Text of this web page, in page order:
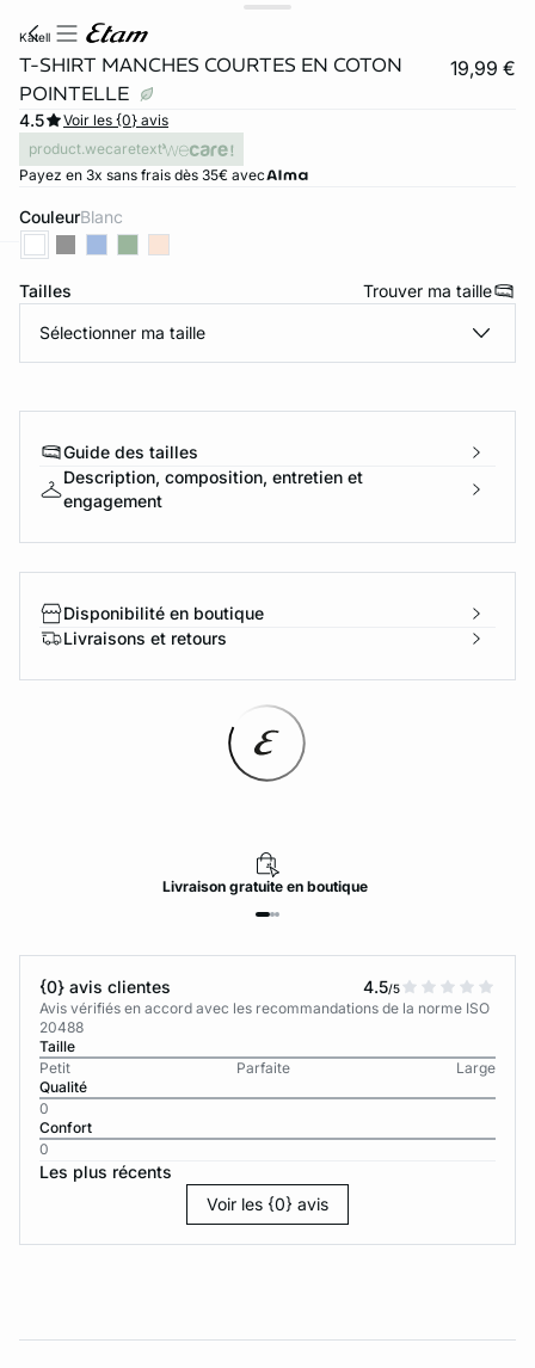
katell
T-SHIRT MANCHES COURTES EN COTON
POINTELLE
19,99 €
4.5
Voir les {0} avis
product.wecaretext
Payez en 3x sans frais dès 35€ avec
Couleur blanc
Tailles Trouver ma taille
Sélectionner ma taille
Guide des tailles
Description, composition, entretien et
engagement
Disponibilité en boutique
Livraisons et retours
Livraisongratuiteen boutique
{0} avis clientes 4.5/5
Avis vérifiés en accord avec les recommandations de la norme ISO
20488
Taille
Petit
Parfaite
Large
Qualité
0
Confort
0
Les plus récents
Voir les {0} avis